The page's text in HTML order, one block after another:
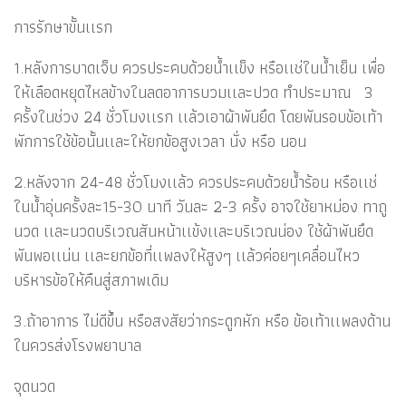
การรักษาขั้นเเรก
1.หลังการบาดเจ็บ ควรประคบด้วยน้ำเเข็ง หรือเเช่ในน้ำเย็น เพื่อ
ให้เลือดหยุดไหลข้างในลดอาการบวมเเละปวด ทำประมาณ 3
ครั้งในช่วง 24 ชั่วโมงเเรก เเล้วเอาผ้าพันยึด โดยพันรอบข้อเท้า
พักการใช้ข้อนั้นเเละให้ยกข้อสูงเวลา นั่ง หรือ นอน
2.หลังจาก 24-48 ชั่วโมงเเล้ว ควรประคบด้วยน้ำร้อน หรือเเช่
ในน้ำอุ่นครั้งละ15-30 นาที วันละ 2-3 ครั้ง อาจใช้ยาหม่อง ทาถู
นวด เเละนวดบริเวณสันหน้าเเข้งเเละบริเวณน่อง ใช้ผ้าพันยึด
พันพอเเน่น เเละยกข้อที่เเพลงให้สูงๆ เเล้วค่อยๆเคลื่อนไหว
บริหารข้อให้คืนสู่สภาพเดิม
3.ถ้าอาการ ไม่ดีขึ้น หรือสงสัยว่ากระดูกหัก หรือ ข้อเท้าเเพลงด้าน
ในควรส่งโรงพยาบาล
จุดนวด